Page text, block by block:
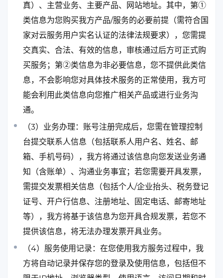
真）、主营业务、主要产品、网站地址。其中，第①
类信息为您购买我方产品/服务的必要前提（需符合国
家对云服务用户实名认证的法律法规要求），您需提
交真实、合法、有效的信息，审核通过后方可正式购
买服务；第②类信息为非必要信息，您不提供此类信
息，不会影响您对具体技术服务的正常使用，我方可
能会利用此类信息向您推广相关产品或进行业务沟
通。
（3）业务办理：账号注册完成后，您需在管理控制
台提交联系人信息（包括联系人用户名、姓名、邮
箱、手机号码），我方将通过该信息向您发送业务通
知（含账单）、沟通业务事宜；若您需要开具发票，
需提交发票相关信息（包括个人/企业抬头、税务登记
证号、开户行信息、注册地址、固定电话、邮寄地址
等），我方将基于该信息为您开具合规发票，若您不
提供该信息，将无法办理发票开具业务。
（4）服务使用记录：在您使用我方服务过程中，我
方将自动记录并保存您的登录及使用信息，包括但不